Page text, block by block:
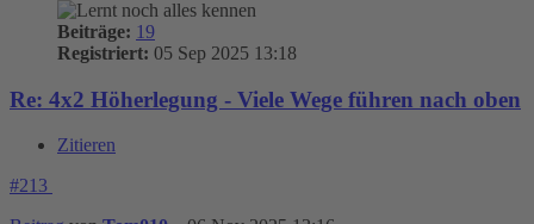
Beiträge: 19
Registriert: 05 Sep 2025 13:18
Re: 4x2 Höherlegung - Viele Wege führen nach oben
Zitieren
#213